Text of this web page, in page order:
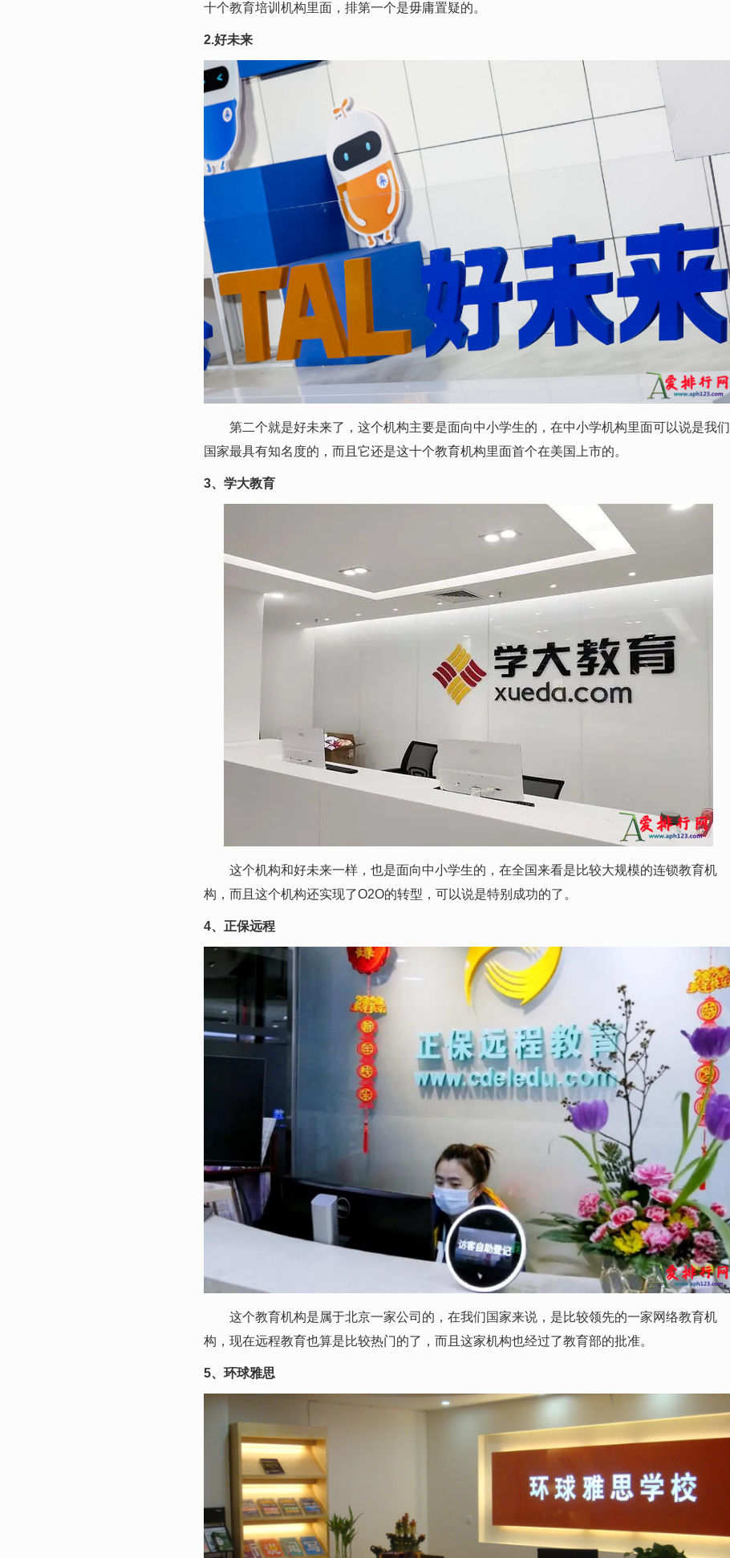
十个教育培训机构里面，排第一个是毋庸置疑的。
2.好未来
第二个就是好未来了，这个机构主要是面向中小学生的，在中小学机构里面可以说是我们
国家最具有知名度的，而且它还是这十个教育机构里面首个在美国上市的。
3、学大教育
这个机构和好未来一样，也是面向中小学生的，在全国来看是比较大规模的连锁教育机
构，而且这个机构还实现了O2O的转型，可以说是特别成功的了。
4、正保远程
这个教育机构是属于北京一家公司的，在我们国家来说，是比较领先的一家网络教育机
构，现在远程教育也算是比较热门的了，而且这家机构也经过了教育部的批准。
5、环球雅思